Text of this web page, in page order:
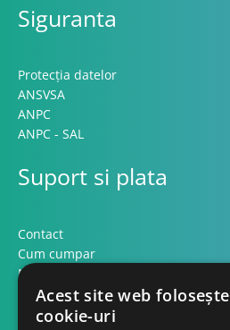
Siguranta
Protecția datelor
ANSVSA
ANPC
ANPC - SAL
Suport si plata
Contact
Cum cumpar
Modalitati plata
Formular retur
Acest site web folosește
cookie-uri